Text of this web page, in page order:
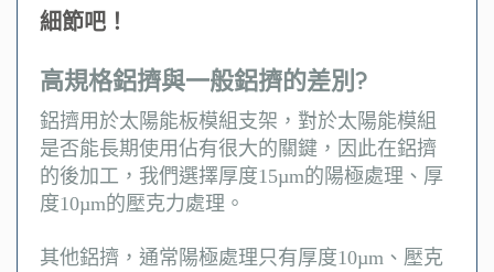
細節吧！
高規格鋁擠與一般鋁擠的差別?
鋁擠用於太陽能板模組支架，對於太陽能模組
是否能長期使用佔有很大的關鍵，因此在鋁擠
的後加工，我們選擇厚度15µm的陽極處理、厚
度10µm的壓克力處理。
其他鋁擠，通常陽極處理只有厚度10µm、壓克